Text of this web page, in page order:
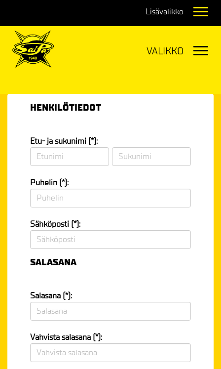
HENKILÖTIEDOT
Etu- ja sukunimi (*):
Puhelin (*):
Sähköposti (*):
SALASANA
Salasana (*):
Vahvista salasana (*):